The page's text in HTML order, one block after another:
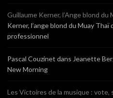
Guillaume Kerner, l’Ange blond du
Kerner, l’ange blond du Muay
professionnel
Pascal Couzinet dans Jeanette
New Morning
Les Victoires de la musique : vote,